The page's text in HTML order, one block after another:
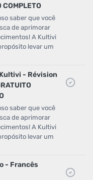
COMPLETO
saber que você
de aprimorar
A Kultivi
levar um
- Révision
saber que você
de aprimorar
A Kultivi
levar um
- Francês